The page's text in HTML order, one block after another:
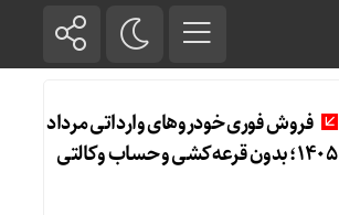
فروش فوری خودروهای وارداتی مرداد
۱۴۰۵؛ بدون قرعه‌کشی و حساب وکالتی